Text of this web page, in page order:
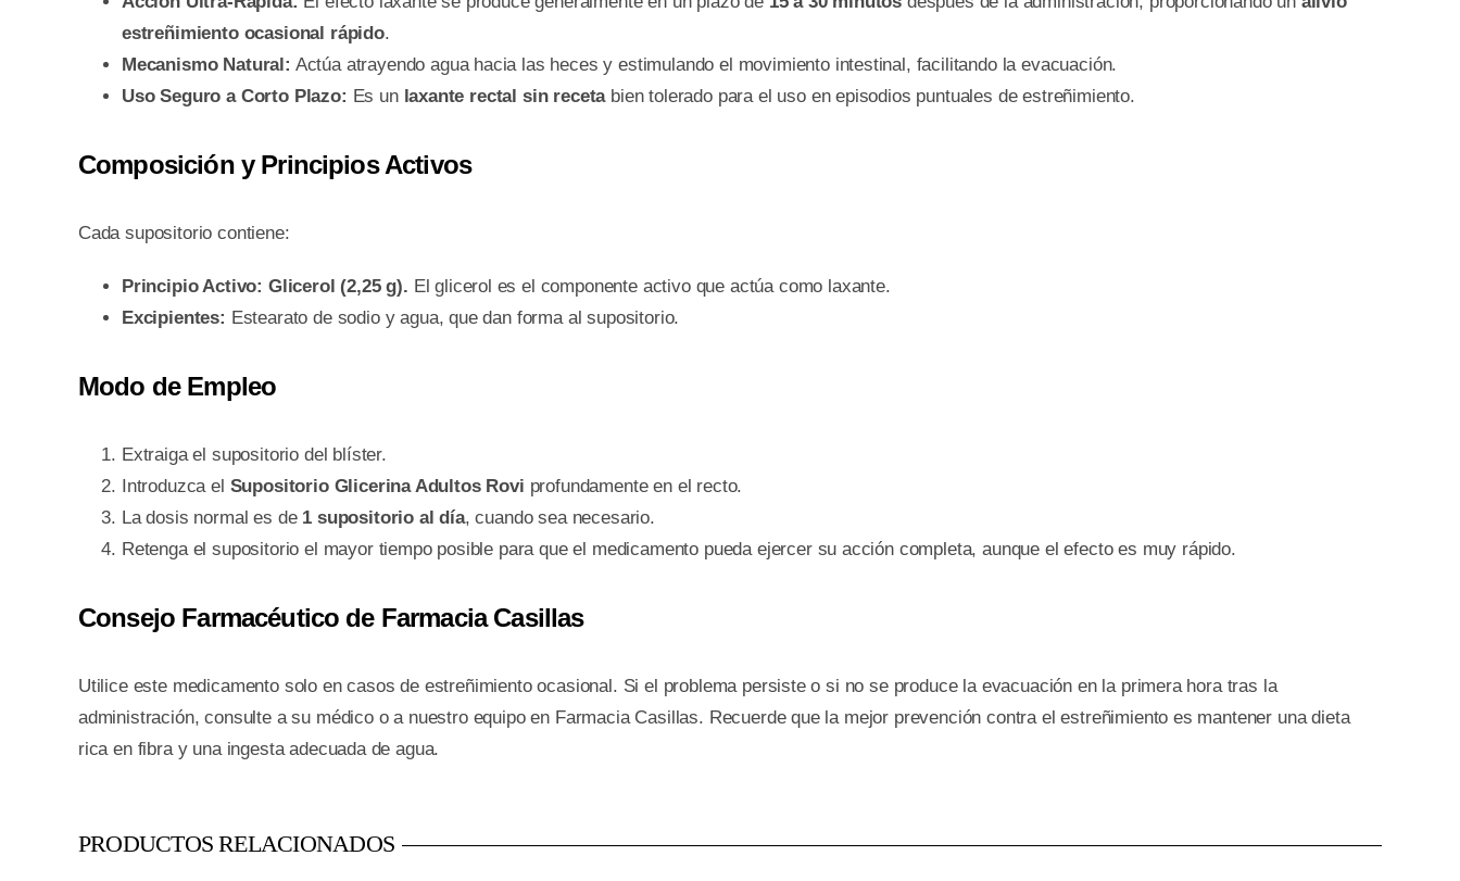
estreñimiento ocasional rápido.
Mecanismo Natural: Actúa atrayendo agua hacia las heces y estimulando el movimiento intestinal, facilitando la evacuación.
Uso Seguro a Corto Plazo: Es un laxante rectal sin recetabien tolerado para el uso en episodios puntuales de estreñimiento.
Composición y Principios Activos
Cada supositorio contiene:
Principio Activo: Glicerol (2,25 g). El glicerol es el componente activo que actúa como laxante.
Excipientes: Estearato de sodio y agua, que dan forma al supositorio.
Modo de Empleo
Extraiga el supositorio del blíster.
Introduzca el Supositorio Glicerina Adultos Rovi profundamente en el recto.
La dosis normal es de 1 supositorio al día, cuando sea necesario.
Retenga el supositorio el mayor tiempo posible para que el medicamento pueda ejercer su acción completa, aunque el efecto es muy rápido.
Consejo Farmacéutico de Farmacia Casillas
Utilice este medicamento solo en casos de estreñimiento ocasional. Si el problema persiste o si no se produce la evacuación en la primera hora tras la
administración, consulte a su médico o a nuestro equipo en Farmacia Casillas. Recuerde que la mejor prevención contra el estreñimiento es mantener una dieta
rica en fibra y una ingesta adecuada de agua.
PRODUCTOS RELACIONADOS